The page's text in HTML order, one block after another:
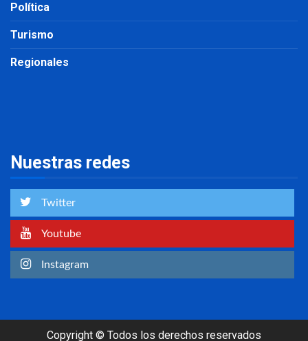
Política
Turismo
Regionales
Nuestras redes
Twitter
Youtube
Instagram
Copyright © Todos los derechos reservados